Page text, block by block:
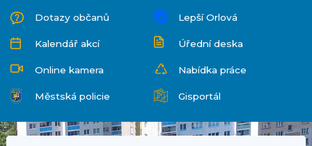
Dotazy občanů Lepší Orlová
Kalendář akcí Úřední deska
Online kamera Nabídka práce
Městská policie Gisportál